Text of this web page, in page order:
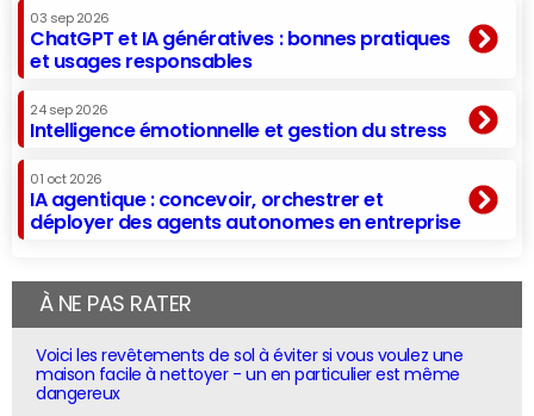
03 sep 2026
ChatGPT et IA génératives : bonnes pratiques
et usages responsables
24 sep 2026
Intelligence émotionnelle et gestion du stress
01 oct 2026
IA agentique : concevoir, orchestrer et
déployer des agents autonomes en entreprise
À NE PAS RATER
Voici les revêtements de sol à éviter si vous voulez une
maison facile à nettoyer - un en particulier est même
dangereux